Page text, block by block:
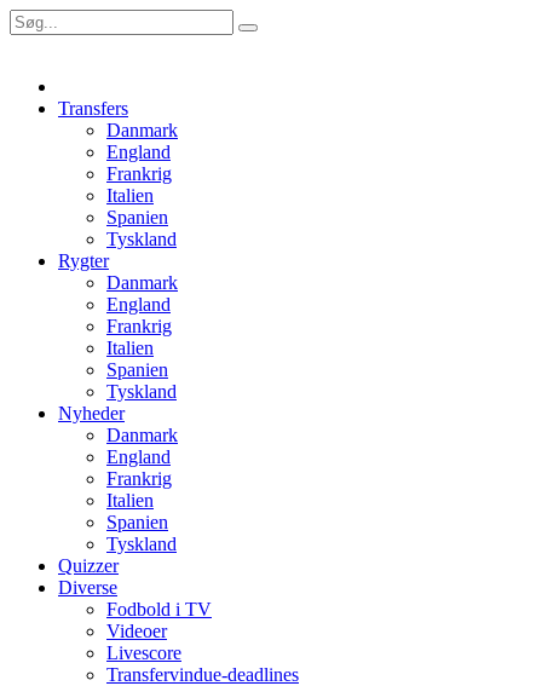
Transfers
Danmark
England
Frankrig
Italien
Spanien
Tyskland
Rygter
Danmark
England
Frankrig
Italien
Spanien
Tyskland
Nyheder
Danmark
England
Frankrig
Italien
Spanien
Tyskland
Quizzer
Diverse
Fodbold i TV
Videoer
Livescore
Transfervindue-deadlines